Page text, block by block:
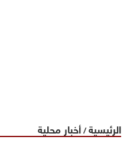
الرئيسية/أخبار محلية